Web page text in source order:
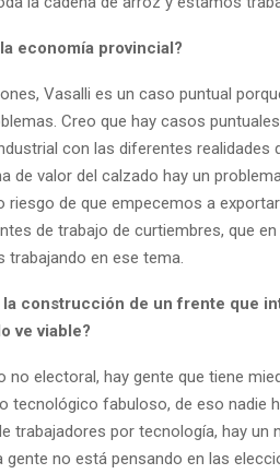
economía provincial?
Vasalli es un caso puntual
Creo que hay casos
con las diferentes realidades
de valor del calzado hay un
de que empecemos a
de trabajo de curtiembres, que
en ese tema.
construcción de un frente que
ve viable?
no electoral, hay gente que tiene
tecnológico fabuloso, de eso nadie
trabajadores por tecnología, hay un
no está pensando en las